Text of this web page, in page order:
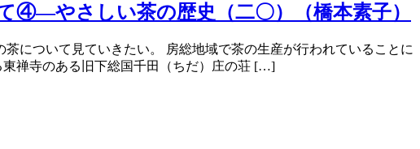
④―やさしい茶の歴史（二〇）（橋本素子）
について見ていきたい。 房総地域で茶の生産が行われていることに
禅寺のある旧下総国千田（ちだ）庄の荘 […]